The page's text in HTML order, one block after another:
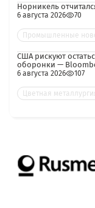
Норникель
6 августа 2026 70
Промышленные
США рискуют
оборонки —
6 августа 2026 107
Цветная